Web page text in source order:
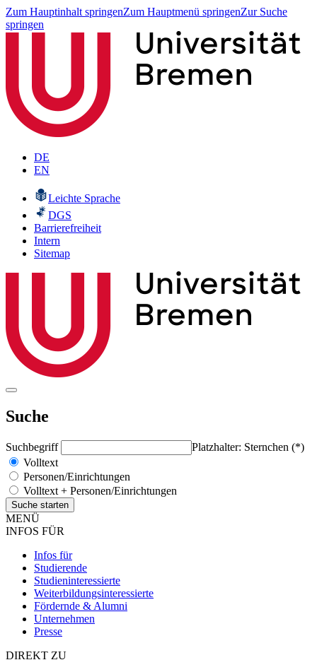
Zum Hauptinhalt springenZum Hauptmenü springenZur Suche
springen
DE
EN
Leichte Sprache
DGS
Barrierefreiheit
Intern
Sitemap
Suche
Suchbegriff
Platzhalter: Sternchen (*)
Volltext
Personen/Einrichtungen
Volltext + Personen/Einrichtungen
MENÜ
INFOS FÜR
Infos für
Studierende
Studieninteressierte
Weiterbildungsinteressierte
Fördernde & Alumni
Unternehmen
Presse
DIREKT ZU